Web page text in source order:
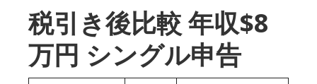
税引き後比較 年収$8
万円 シングル申告